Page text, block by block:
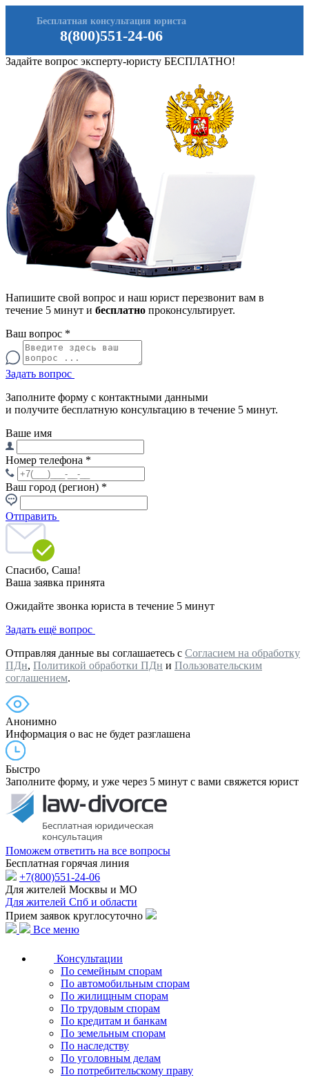
8(800)551-24-06
Бесплатная консультация юриста
Задайте вопрос эксперту-юристу БЕСПЛАТНО!
Напишите свой вопрос и наш юрист перезвонит вам в
течение 5 минут и бесплатно проконсультирует.
Ваш вопрос *
Задать вопрос
Заполните форму с контактными данными
и получите бесплатную консультацию в течение 5 минут.
Ваше имя
Номер телефона *
Ваш город (регион) *
Отправить
Спасибо, Саша!
Ваша заявка принята
Ожидайте звонка юриста в течение 5 минут
Задать ещё вопрос
Отправляя данные вы соглашаетесь с Согласием на обработку
ПДн, Политикой обработки ПДн и Пользовательским
соглашением.
Анонимно
Информация о вас не будет разглашена
Быстро
Заполните форму, и уже через 5 минут с вами свяжется юрист
Поможем ответить на все вопросы
Бесплатная горячая линия
+7(800)551-24-06
Для жителей Москвы и МО
Для жителей Спб и области
Прием заявок круглосуточно
Все меню
Консультации
По семейным спорам
По автомобильным спорам
По жилищным спорам
По трудовым спорам
По кредитам и банкам
По земельным спорам
По наследству
По уголовным делам
По потребительскому праву